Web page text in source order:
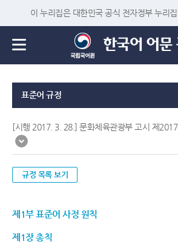
이 누리집은 대한민국 공식 전자정부 누리집
표준어 규정
[시행 2017. 3. 28.] 문화체육관광부 고시 제
규정 목록 보기
제1부 표준어 사정 원칙
제1장 총칙